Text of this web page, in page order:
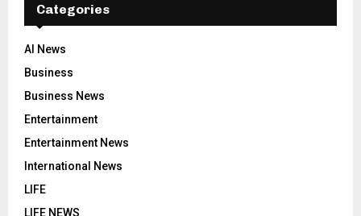
Categories
AI News
Business
Business News
Entertainment
Entertainment News
International News
LIFE
LIFE NEWS